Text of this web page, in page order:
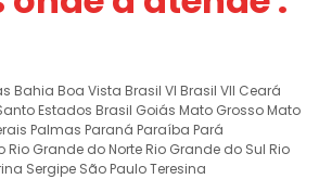
Bahia Boa Vista Brasil VI Brasil VII Ceará
Estados Brasil Goiás Mato Grosso Mato
Palmas Paraná Paraíba Pará
Rio Grande do Norte Rio Grande do Sul Rio
Sergipe São PauloTeresina